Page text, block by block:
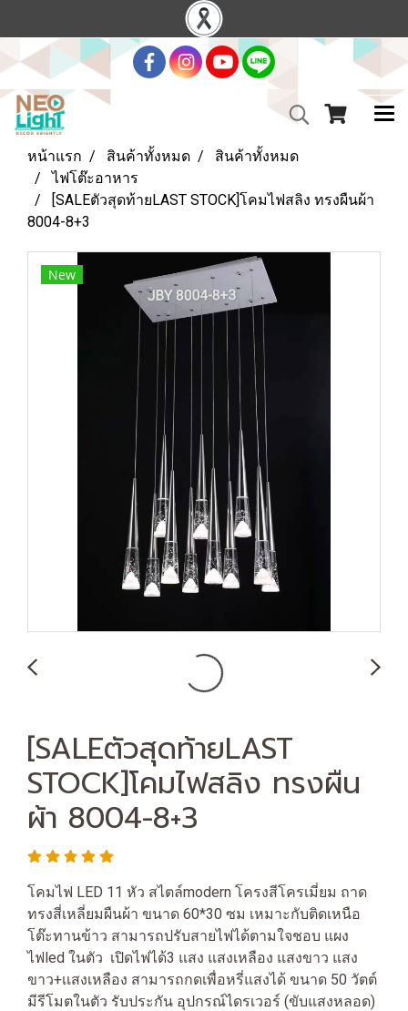
หน้าแรก สินค้าทั้งหมด
สินค้าทั้งหมด
ไฟโต๊ะอาหาร
[SALEตัวสุดท้ายLAST STOCK]โคมไฟสลิง ทรงผืนผ้า
8004-8+3
New
[SALEตัวสุดท้ายLAST
STOCK]โคมไฟสลิง ทรงผืน
ผ้า 8004-8+3
โคมไฟ LED 11 หัว สไตล์modern โครงสีโครเมี่ยม ถาด
ทรงสี่เหลี่ยมผืนผ้า ขนาด 60*30 ซม เหมาะกับติดเหนือ
โต๊ะทานข้าว สามารถปรับสายไฟได้ตามใจชอบ แผง
ไฟled ในตัว เปิดไฟได้3 แสง แสงเหลือง แสงขาว แสง
ขาว+เเสงเหลือง สามารถกดเพื่อหรี่แสงได้ ขนาด 50 วัตต์
มีรีโมตในตัว รับประกัน อุปกรณ์ไดรเวอร์ (ขับแสงหลอด)